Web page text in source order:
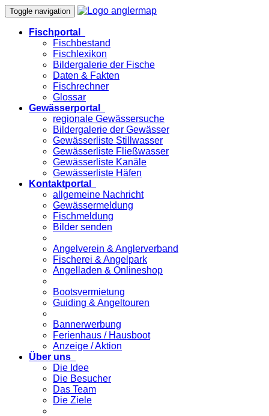
Toggle navigation
Fischportal
Fischbestand
Fischlexikon
Bildergalerie der Fische
Daten & Fakten
Fischrechner
Glossar
Gewässerportal
regionale Gewässersuche
Bildergalerie der Gewässer
Gewässerliste Stillwasser
Gewässerliste Fließwasser
Gewässerliste Kanäle
Gewässerliste Häfen
Kontaktportal
allgemeine Nachricht
Gewässermeldung
Fischmeldung
Bilder senden
Angelverein & Anglerverband
Fischerei & Angelpark
Angelladen & Onlineshop
Bootsvermietung
Guiding & Angeltouren
Bannerwerbung
Ferienhaus / Hausboot
Anzeige / Aktion
Über uns
Die Idee
Die Besucher
Das Team
Die Ziele